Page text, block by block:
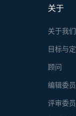
关于
关于我们
目标与
顾问
编辑委
评审委